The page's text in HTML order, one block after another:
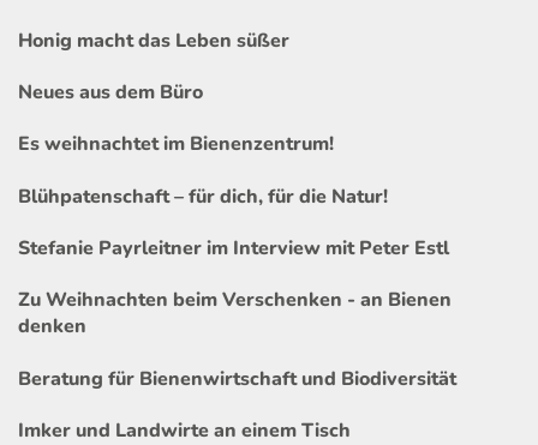
Honig macht das Leben süßer
Neues aus dem Büro
Es weihnachtet im Bienenzentrum!
Blühpatenschaft – für dich, für die Natur!
Stefanie Payrleitner im Interview mit Peter Estl
Zu Weihnachten beim Verschenken - an Bienen
denken
Beratung für Bienenwirtschaft und Biodiversität
Imker und Landwirte an einem Tisch